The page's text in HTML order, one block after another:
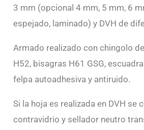
3 mm (opcional 4 mm, 5 mm, 6
espejado, laminado) y DVH de
Armado realizado con chingolo
H52, bisagras H61 GSG,
felpa autoadhesiva y antiruido.
Si la hoja es realizada en DVH se
contravidrio y sellador neutro